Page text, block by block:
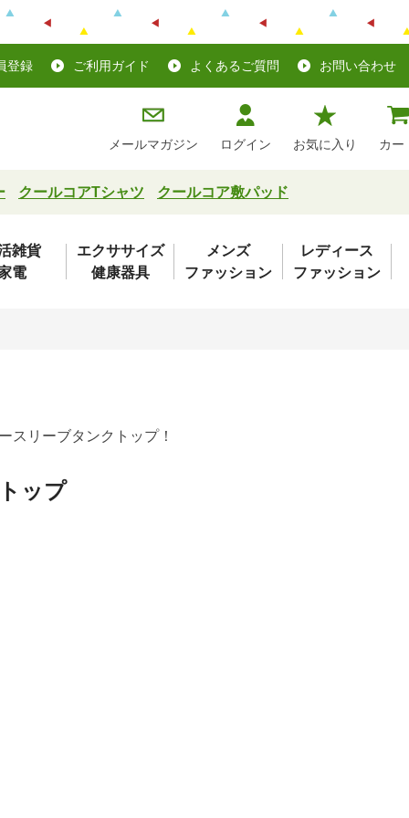
登録 ご利用ガイド よくあるご質問 お問い合わせ
メールマガジン ログイン お気に入り カー
クールコアTシャツ クールコア敷パッド
雑貨
電
エクササイズ
健康器具
メンズ
ファッション
レディース
ファッション
スリーブタンクトップ！
ップ